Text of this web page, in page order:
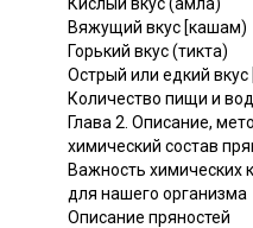
Вяжущий вкус [кашам)
Горький вкус (тикта)
Острый или едкий вкус
Количество пищи и
Глава 2. Описание,
химический состав
Важность химических
для нашего организма
Описание пряностей